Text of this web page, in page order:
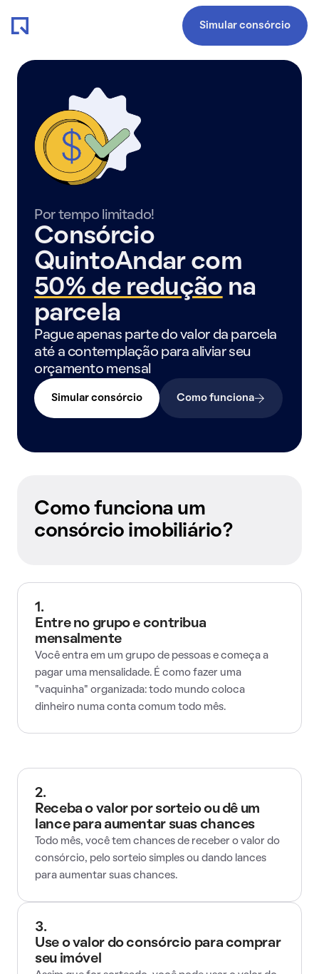
Simular consórcio
Por tempo limitado!
Consórcio
QuintoAndar com
50% de redução na
parcela
Pague apenas parte do valor da parcela
até a contemplação para aliviar seu
orçamento mensal
Simular consórcio Como funciona
Como funciona um
consórcio imobiliário?
1.
Entre no grupo e contribua
mensalmente
Você entra em um grupo de pessoas e começa a
pagar uma mensalidade. É como fazer uma
"vaquinha" organizada: todo mundo coloca
dinheiro numa conta comum todo mês.
2.
Receba o valor por sorteio ou dê um
lance para aumentar suas chances
Todo mês, você tem chances de receber o valor do
consórcio, pelo sorteio simples ou dando lances
para aumentar suas chances.
3.
Use o valor do consórcio para comprar
seu imóvel